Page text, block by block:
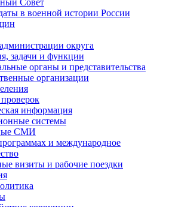
Совет
в военной истории России
округа
задачи и функции
органы и представительства
организации
проверок
информация
системы
СМИ
и международное
визиты и рабочие поездки